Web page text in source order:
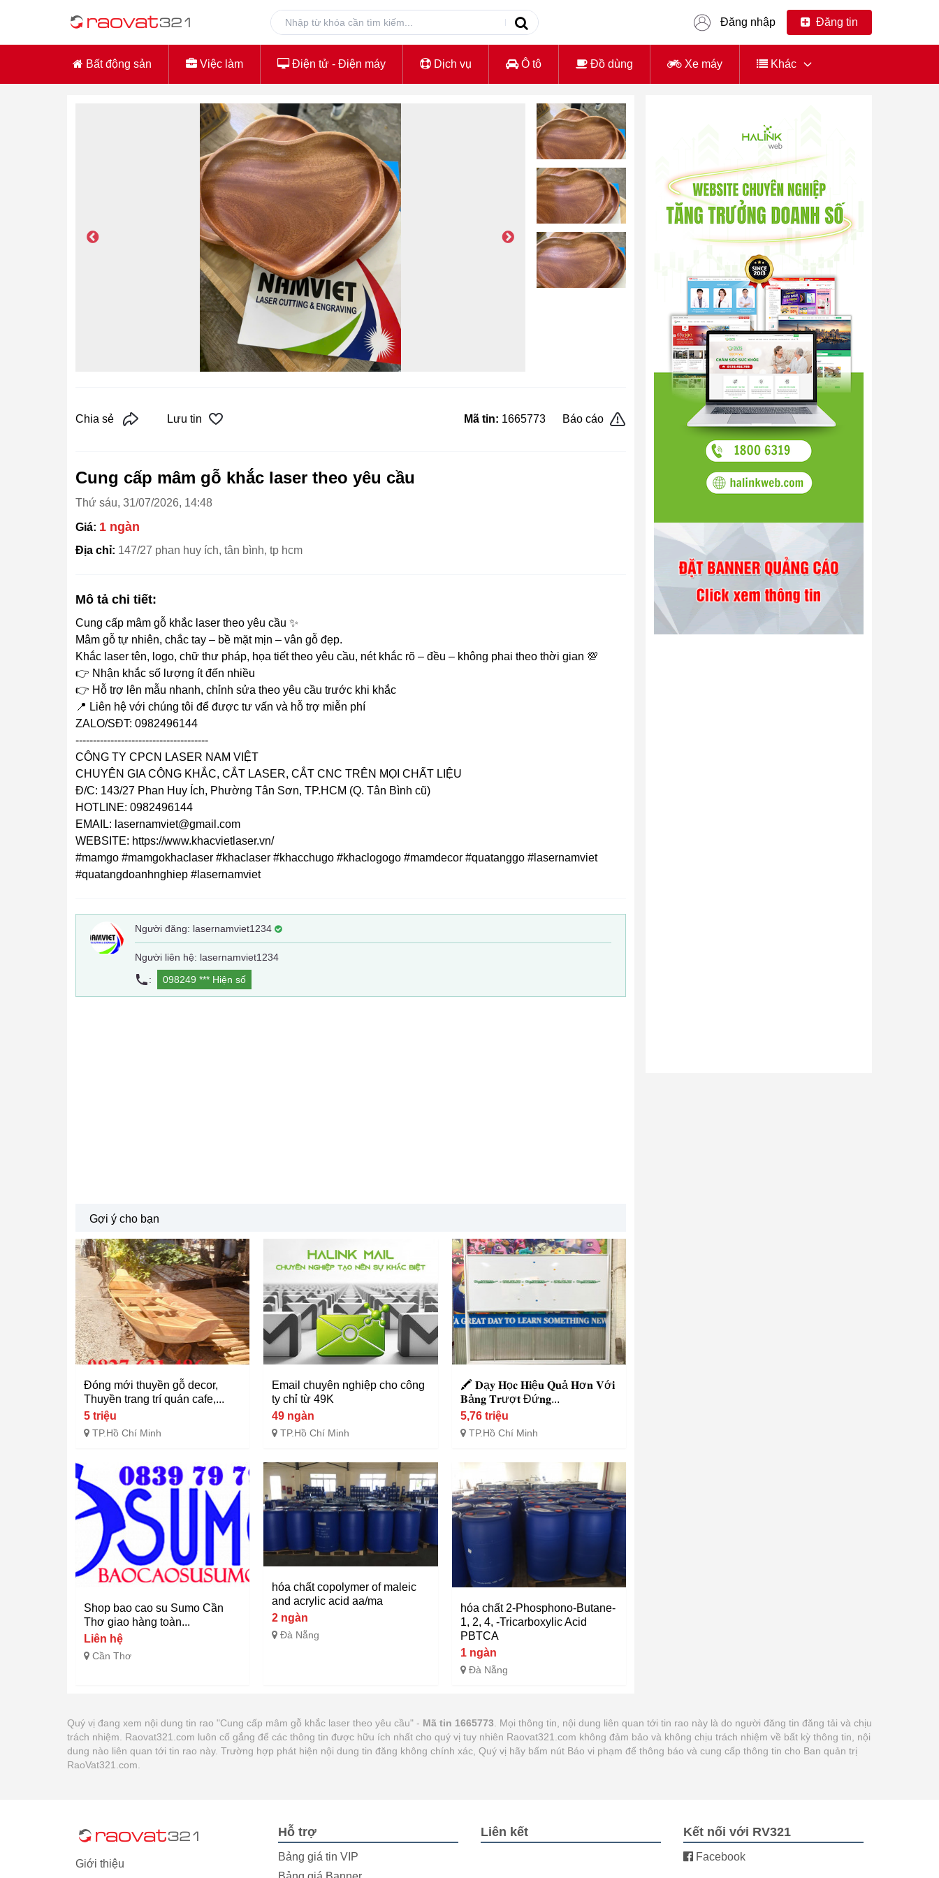
Đăng nhập Đăng tin
Bất động sản Việc làm Điện tử - Điện máy Dịch vụ Ô tô Đồ dùng Xe máy Khác
Chia sẻ Lưu tin Mã tin: 1665773 Báo cáo
Cung cấp mâm gỗ khắc laser theo yêu cầu
Thứ sáu, 31/07/2026, 14:48
Giá: 1 ngàn
Địa chỉ: 147/27 phan huy ích, tân bình, tp hcm
Mô tả chi tiết:
Cung cấp mâm gỗ khắc laser theo yêu cầu ✨
Mâm gỗ tự nhiên, chắc tay – bề mặt mịn – vân gỗ đẹp.
Khắc laser tên, logo, chữ thư pháp, họa tiết theo yêu cầu, nét khắc rõ – đều – không phai theo thời gian 💯
👉 Nhận khắc số lượng ít đến nhiều
👉 Hỗ trợ lên mẫu nhanh, chỉnh sửa theo yêu cầu trước khi khắc
📍 Liên hệ với chúng tôi để được tư vấn và hỗ trợ miễn phí
ZALO/SĐT: 0982496144
--------------------------------------
CÔNG TY CPCN LASER NAM VIỆT
CHUYÊN GIA CÔNG KHẮC, CẮT LASER, CẮT CNC TRÊN MỌI CHẤT LIỆU
Đ/C: 143/27 Phan Huy Ích, Phường Tân Sơn, TP.HCM (Q. Tân Bình cũ)
HOTLINE: 0982496144
EMAIL: lasernamviet@gmail.com
WEBSITE: https://www.khacvietlaser.vn/
#mamgo #mamgokhaclaser #khaclaser #khacchugo #khaclogogo #mamdecor #quatanggo #lasernamviet
#quatangdoanhnghiep #lasernamviet
Người đăng: lasernamviet1234
Người liên hệ: lasernamviet1234
:
098249 *** Hiện số
Gợi ý cho bạn
Đóng mới thuyền gỗ decor,
Thuyền trang trí quán cafe,...
5 triệu
TP.Hồ Chí Minh
Email chuyên nghiệp cho công
ty chỉ từ 49K
49 ngàn
TP.Hồ Chí Minh
🖍️ 𝐃ạ𝐲 𝐇ọ𝐜 𝐇𝐢ệ𝐮 𝐐𝐮ả 𝐇ơ𝐧 𝐕ớ𝐢
𝐁ả𝐧𝐠 𝐓𝐫ượ𝐭 Đứ𝐧𝐠...
5,76 triệu
TP.Hồ Chí Minh
Shop bao cao su Sumo Cần
Thơ giao hàng toàn...
Liên hệ
Cần Thơ
hóa chất copolymer of maleic
and acrylic acid aa/ma
2 ngàn
Đà Nẵng
hóa chất 2-Phosphono-Butane-
1, 2, 4, -Tricarboxylic Acid
PBTCA
1 ngàn
Đà Nẵng
Quý vị đang xem nội dung tin rao "Cung cấp mâm gỗ khắc laser theo yêu cầu" - Mã tin 1665773 . Mọi thông tin, nội dung liên quan tới tin rao này là do người đăng tin đăng tải và chịu
trách nhiệm. Raovat321.com luôn cố gắng để các thông tin được hữu ích nhất cho quý vị tuy nhiên Raovat321.com không đảm bảo và không chịu trách nhiệm về bất kỳ thông tin, nội
dung nào liên quan tới tin rao này. Trường hợp phát hiện nội dung tin đăng không chính xác, Quý vị hãy bấm nút Báo vi phạm để thông báo và cung cấp thông tin cho Ban quản trị
RaoVat321.com.
Giới thiệu
Hỗ trợ
Bảng giá tin VIP
Liên kết Kết nối với RV321
Facebook